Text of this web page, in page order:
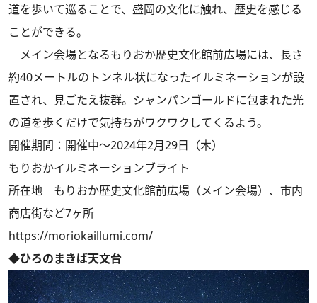
道を歩いて巡ることで、盛岡の文化に触れ、歴史を感じる
ことができる。
メイン会場となるもりおか歴史文化館前広場には、長さ
約40メートルのトンネル状になったイルミネーションが設
置され、見ごたえ抜群。シャンパンゴールドに包まれた光
の道を歩くだけで気持ちがワクワクしてくるよう。
開催期間：開催中～2024年2月29日（木）
もりおかイルミネーションブライト
所在地 もりおか歴史文化館前広場（メイン会場）、市内
商店街など7ヶ所
https://moriokaillumi.com/
◆ひろのまきば天文台